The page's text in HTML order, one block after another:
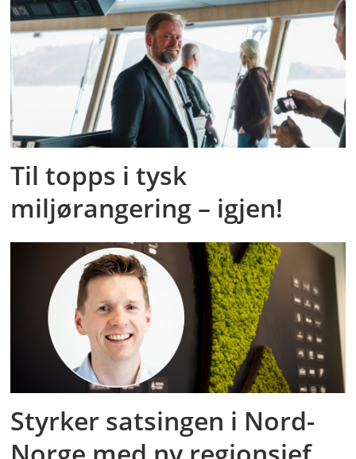
Til topps i tysk
miljørangering – igjen!
Styrker satsingen i Nord-